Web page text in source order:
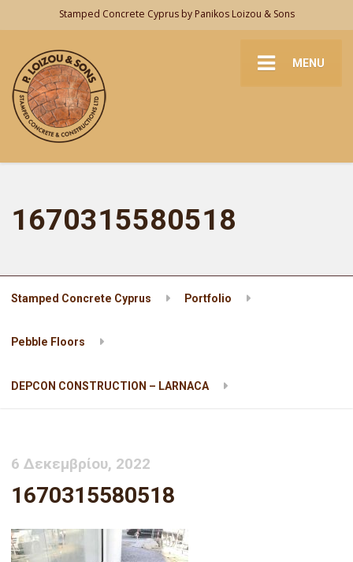
Stamped Concrete Cyprus by Panikos Loizou & Sons
MENU
1670315580518
Stamped Concrete Cyprus Portfolio
Pebble Floors
DEPCON CONSTRUCTION – LARNACA
6 Δεκεμβρίου, 2022
1670315580518